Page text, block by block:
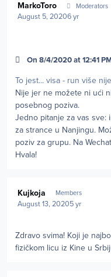
MarkoToro Moderators
August 5, 20206 yr
On 8/4/2020 at 12:41
To jest... visa - run više
Nije jer ne možete ni ući
posebnog poziva.
Jedno pitanje za vas sve:
za strance u Nanjingu.
poziv za grupu. Na
Hvala!
Kujkoja Members
August 13, 20205 yr
Zdravo svima! Koji je
fizičkom licu iz Kine u